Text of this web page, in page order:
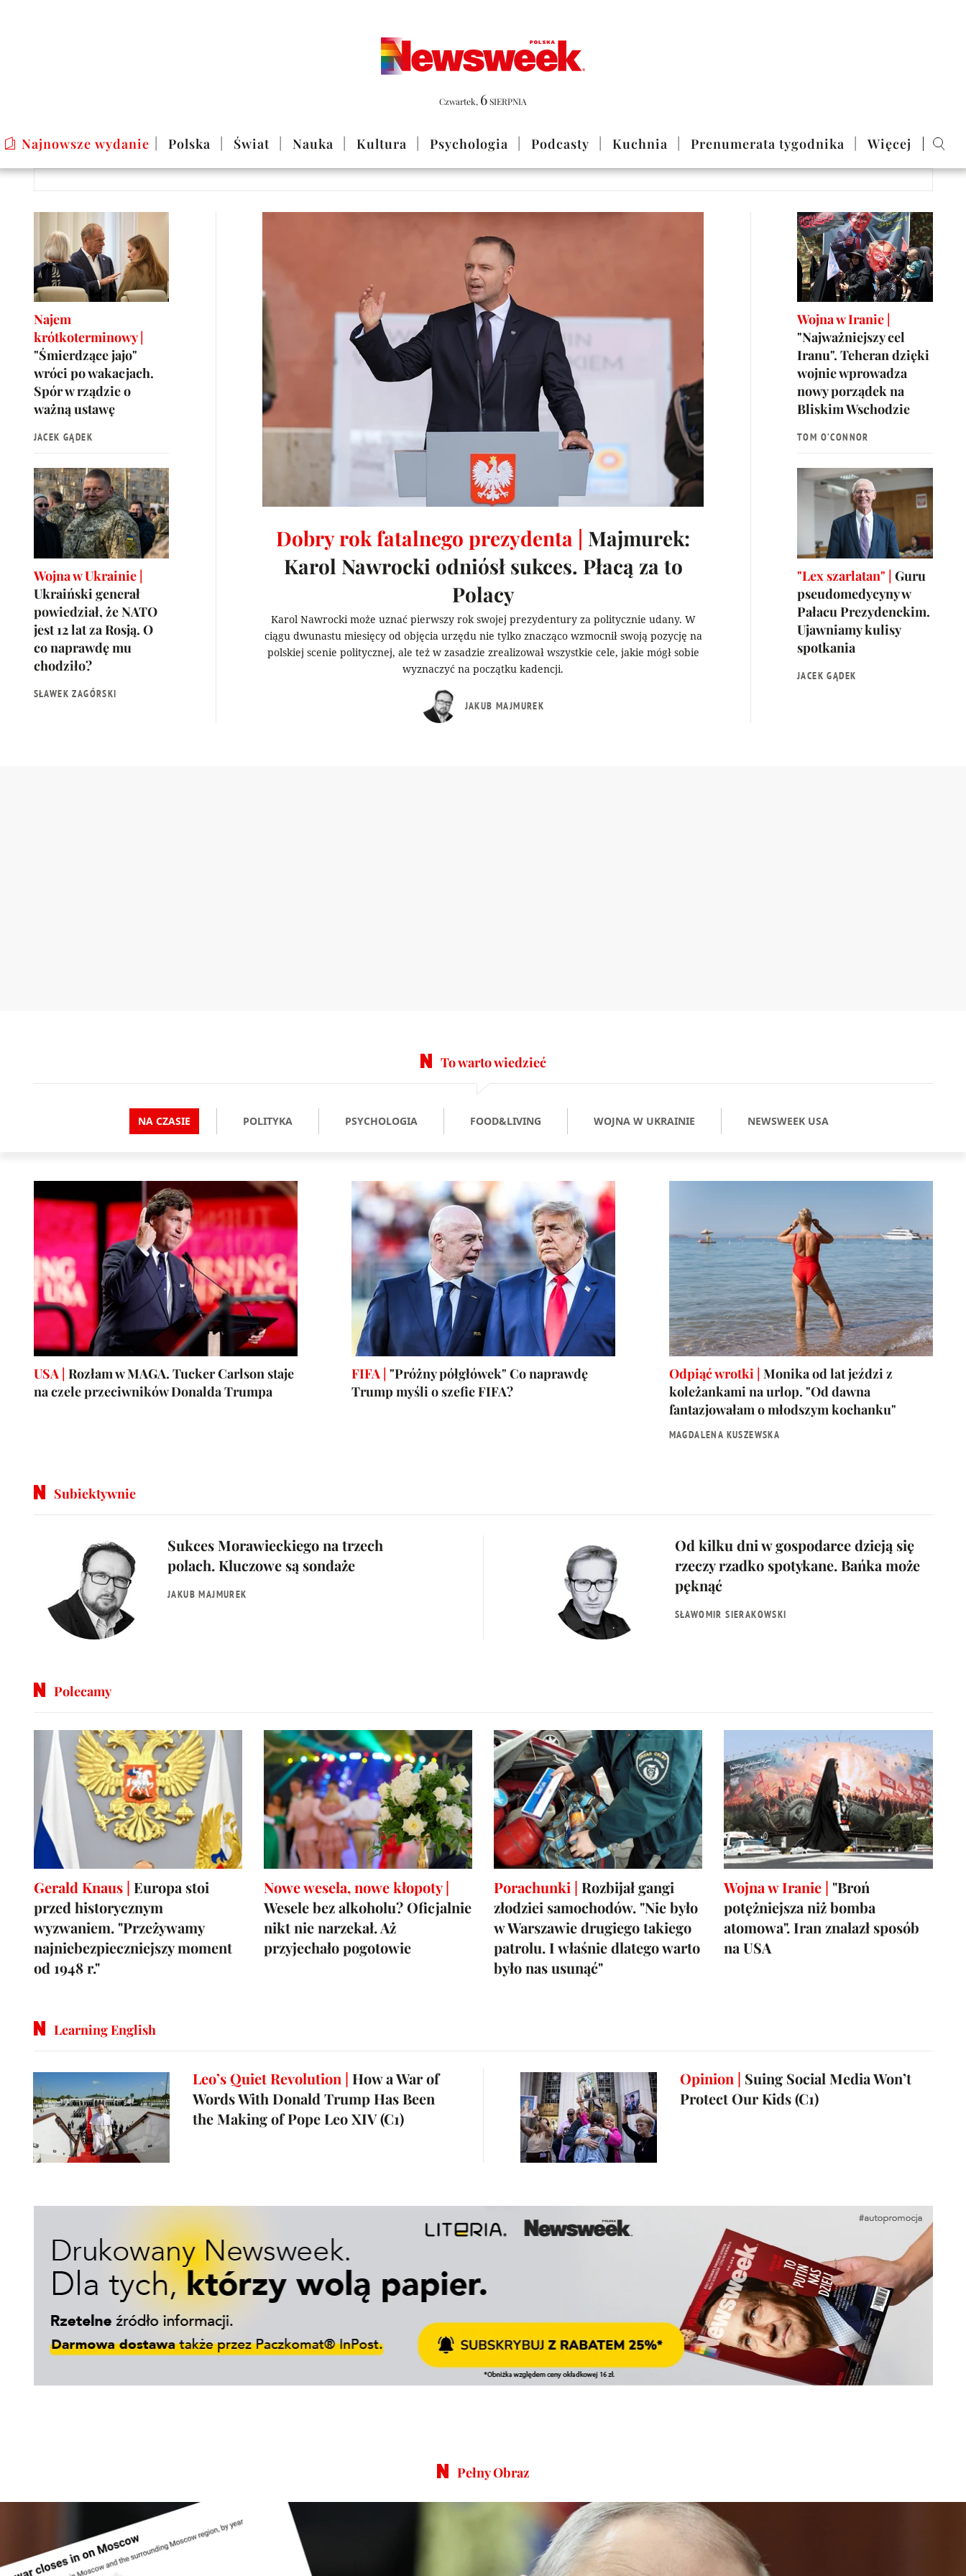
Czwartek, 6SIERPNIA
Najnowsze wydanie Polska Świat Nauka Kultura Psychologia Podcasty Kuchnia Prenumerata tygodnika Więcej
Dobry rok fatalnego prezydenta | Majmurek:
Karol Nawrocki odniósł sukces. Płacą za to
Polacy
Karol Nawrocki może uznać pierwszy rok swojej prezydentury za politycznie udany. W
ciągu dwunastu miesięcy od objęcia urzędu nie tylko znacząco wzmocnił swoją pozycję na
polskiej scenie politycznej, ale też w zasadzie zrealizował wszystkie cele, jakie mógł sobie
wyznaczyć na początku kadencji.
JAKUB MAJMUREK
Najem
krótkoterminowy |
"Śmierdzące jajo"
wróci po wakacjach.
Spór w rządzie o
ważną ustawę
JACEK GĄDEK
Wojna w Ukrainie |
Ukraiński generał
powiedział, że NATO
jest 12 lat za Rosją. O
co naprawdę mu
chodziło?
SŁAWEK ZAGÓRSKI
Wojna w Iranie |
"Najważniejszy cel
Iranu". Teheran dzięki
wojnie wprowadza
nowy porządek na
Bliskim Wschodzie
TOM O’CONNOR
"Lex szarlatan" | Guru
pseudomedycyny w
Pałacu Prezydenckim.
Ujawniamy kulisy
spotkania
JACEK GĄDEK
To warto wiedzieć
NA CZASIE POLITYKA PSYCHOLOGIA FOOD&LIVING WOJNA W UKRAINIE NEWSWEEK USA
USA | Rozłam w MAGA. Tucker Carlson staje
na czele przeciwników Donalda Trumpa
FIFA | "Próżny półgłówek" Co naprawdę
Trump myśli o szefie FIFA?
Odpiąć wrotki | Monika od lat jeździ z
koleżankami na urlop. "Od dawna
fantazjowałam o młodszym kochanku"
MAGDALENA KUSZEWSKA
Subiektywnie
Sukces Morawieckiego na trzech
polach. Kluczowe są sondaże
JAKUB MAJMUREK
Od kilku dni w gospodarce dzieją się
rzeczy rzadko spotykane. Bańka może
pęknąć
SŁAWOMIR SIERAKOWSKI
Polecamy
Gerald Knaus | Europa stoi
przed historycznym
wyzwaniem. "Przeżywamy
najniebezpieczniejszy moment
od 1948 r."
Nowe wesela, nowe kłopoty |
Wesele bez alkoholu? Oficjalnie
nikt nie narzekał. Aż
przyjechało pogotowie
Porachunki | Rozbijał gangi
złodziei samochodów. "Nie było
w Warszawie drugiego takiego
patrolu. I właśnie dlatego warto
było nas usunąć"
Wojna w Iranie |"Broń
potężniejsza niż bomba
atomowa". Iran znalazł sposób
na USA
Learning English
Leo’s Quiet Revolution | How a War of
Words With Donald Trump Has Been
the Making of Pope Leo XIV (C1)
Opinion | Suing Social Media Won’t
Protect Our Kids (C1)
Pełny Obraz